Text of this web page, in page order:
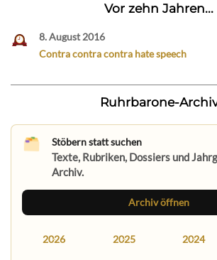
Vor zehn Jahren...
8. August 2016
Contra contra contra hate speech
Ruhrbarone-
Stöbern statt suchen
Texte, Rubriken, Dossiers und
Archiv.
Archiv öffnen
2026 2025 2024